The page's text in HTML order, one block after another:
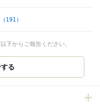
（191）
下からご報告ください。
る